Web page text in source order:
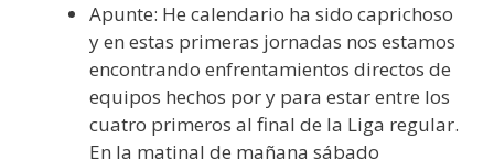
Apunte: He calendario ha sido caprichoso
y en estas primeras jornadas nos estamos
encontrando enfrentamientos directos de
equipos hechos por y para estar entre los
cuatro primeros al final de la Liga regular.
En la matinal de mañana sábado